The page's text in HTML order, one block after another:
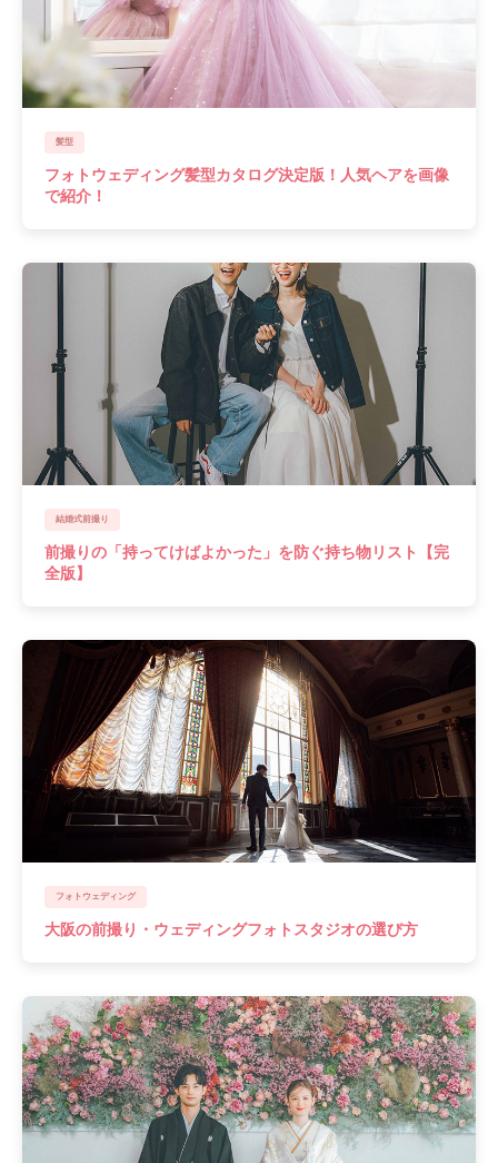
髪型
フォトウェディング髪型カタログ決定版！人気ヘアを画像
で紹介！
結婚式前撮り
前撮りの「持ってけばよかった」を防ぐ持ち物リスト【完
全版】
フォトウェディング
大阪の前撮り・ウェディングフォトスタジオの選び方